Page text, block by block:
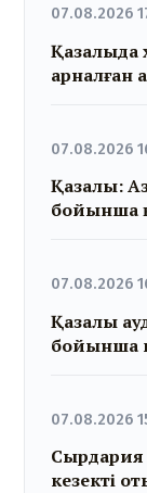
07.08.2026
Қазалыда
арналған
07.08.2026
Қазалы:
бойынша
07.08.2026
Қазалы
бойынша
07.08.2026
кезекті